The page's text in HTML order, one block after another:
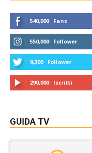
540,000 Fans
550,000 Follower
9,300 Follower
290,000 Iscritti
GUIDA TV